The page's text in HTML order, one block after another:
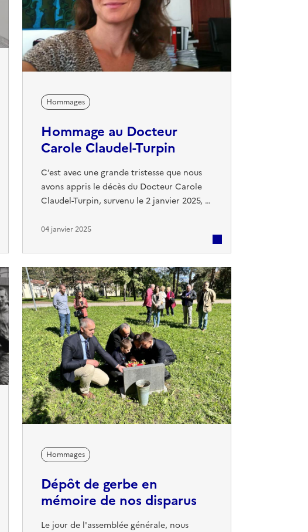
Hommages
Hommage au Docteur
Carole Claudel-Turpin
C’est avec une grande tristesse que nous
avons appris le décès du Docteur Carole
Claudel-Turpin, survenu le 2 janvier 2025, à
Pupilles de l’Air en classe de seconde en
l’établissement jusqu’à l’obtention de son
baccalauréat D en 1991. Très attachée aux
valeurs de l’école, elle a ensuite entamé un
parcours ...
04 janvier 2025
Hommages
Dépôt de gerbe en
mémoire de nos disparus
Le jour de l'assemblée générale, nous